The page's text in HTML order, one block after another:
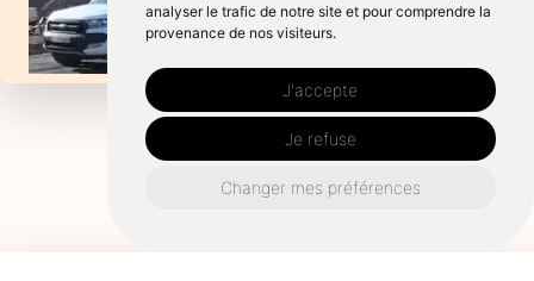
analyser le trafic de notre site et pour comprendre la
provenance de nos visiteurs.
J'accepte
Je refuse
Changer mes préférences